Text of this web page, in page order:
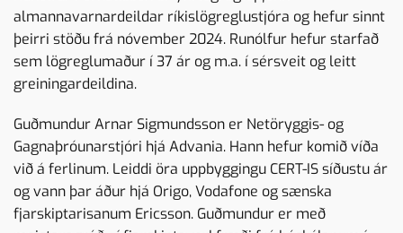
almannavarnardeildar ríkislögreglustjóra og hefur sinnt
þeirri stöðu frá nóvember 2024. Runólfur hefur starfað
sem lögreglumaður í 37 ár og m.a. í sérsveit og leitt
greiningardeildina.
Guðmundur Arnar Sigmundsson er Netöryggis- og
Gagnaþróunarstjóri hjá Advania. Hann hefur komið víða
við á ferlinum. Leiddi öra uppbyggingu CERT-IS síðustu ár
og vann þar áður hjá Origo, Vodafone og sænska
fjarskiptarisanum Ericsson. Guðmundur er með